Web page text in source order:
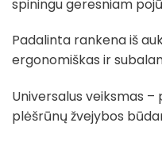
spiningu geresniam
Padalinta rankena iš
ergonomiškas ir
Universalus veiksmas
plėšrūnų žvejybos